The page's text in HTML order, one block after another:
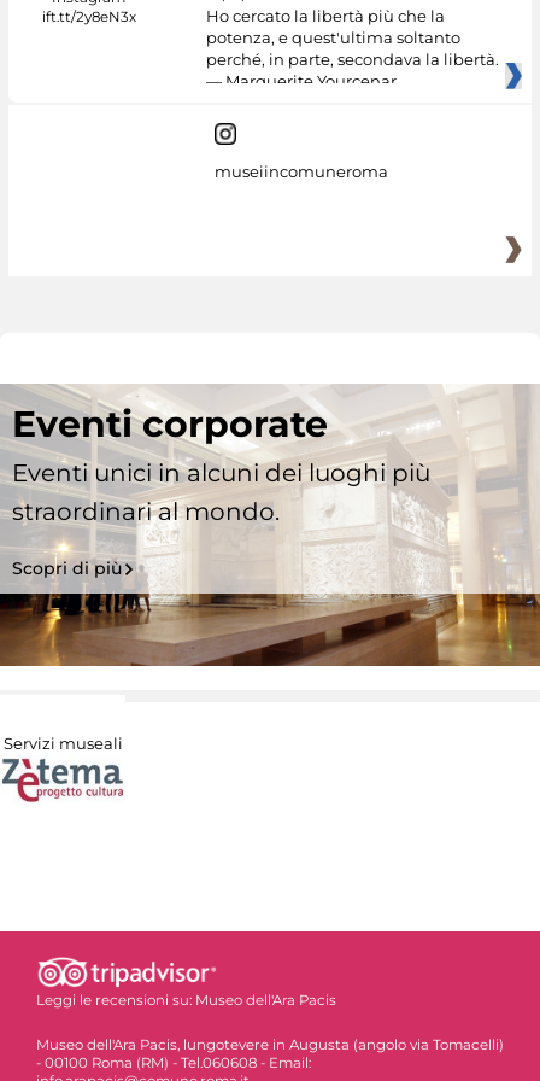
Ho cercato la libertà più che la
potenza, e quest'ultima soltanto
perché, in parte, secondava la libertà.
— Marguerite Yourcenar
museiincomuneroma
Eventi corporate
Eventi unici in alcuni dei luoghi più
straordinari al mondo.
Scopri di più
Servizi museali
Leggi le recensioni su: Museo dell'Ara Pacis
Museo dell'Ara Pacis, lungotevere in Augusta (angolo via Tomacelli)
- 00100 Roma (RM) - Tel.060608 - Email: